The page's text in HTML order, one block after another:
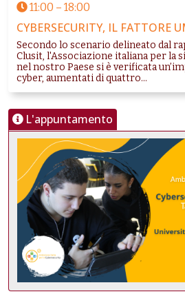
11:00 – 18:00
CYBERSECURITY, IL FATTORE
Secondo lo scenario delineato dal
Clusit, l'Associazione italiana per la
nel nostro Paese si è verificata
cyber, aumentati di quattro...
L'appuntamento